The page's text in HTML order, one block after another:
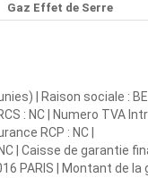
Gaz Effet de Serre
| Raison sociale :
: NC | Numero TVA
RCP : NC |
| Caisse de garantie
PARIS | Montant de